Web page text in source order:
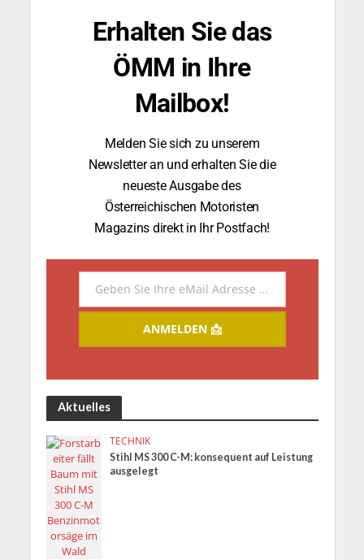
Erhalten Sie das
ÖMM in Ihre
Mailbox!
Melden Sie sich zu unserem
Newsletter an und erhalten Sie die
neueste Ausgabe des
Österreichischen Motoristen
Magazins direkt in Ihr Postfach!
Email Geben Sie Ihre eMail Adresse ein.
ANMELDEN 📩
Aktuelles
TECHNIK
Stihl MS 300 C-M: konsequent auf Leistung
ausgelegt